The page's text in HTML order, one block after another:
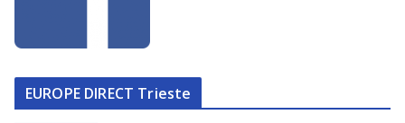
EUROPE DIRECT Trieste